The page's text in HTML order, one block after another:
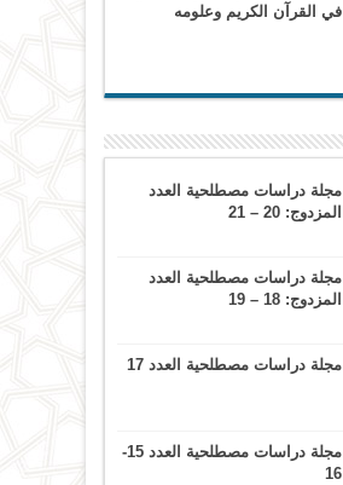
في القرآن الكريم وعلومه
مجلة دراسات مصطلحية العدد
المزدوج: 20 – 21
مجلة دراسات مصطلحية العدد
المزدوج: 18 – 19
مجلة دراسات مصطلحية العدد 17
مجلة دراسات مصطلحية العدد 15-
16